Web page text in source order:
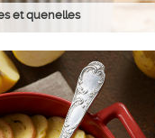
et quenelles